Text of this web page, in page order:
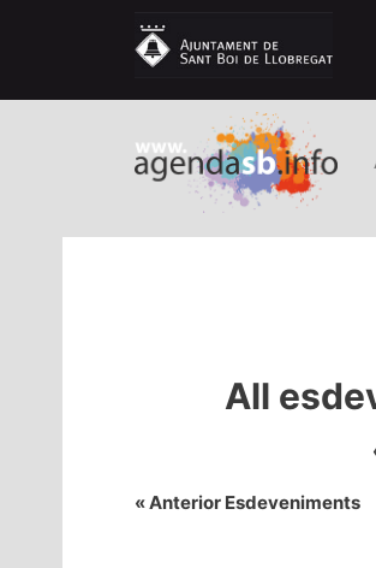
All
«Anterior Esdeveniments